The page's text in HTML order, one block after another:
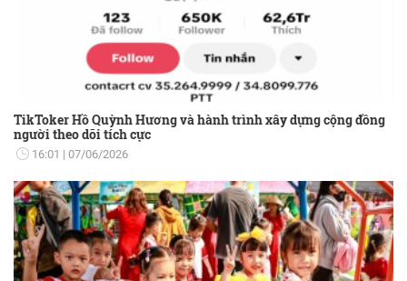
TikToker Hồ Quỳnh Hương và hành trình xây dựng cộng đồng
người theo dõi tích cực
16:01 07/06/2026